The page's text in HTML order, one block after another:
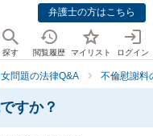
弁護士の方はこちら
探す 閲覧履歴 マイリスト ログイン
問題の法律Q&A 不倫慰謝料
すか？